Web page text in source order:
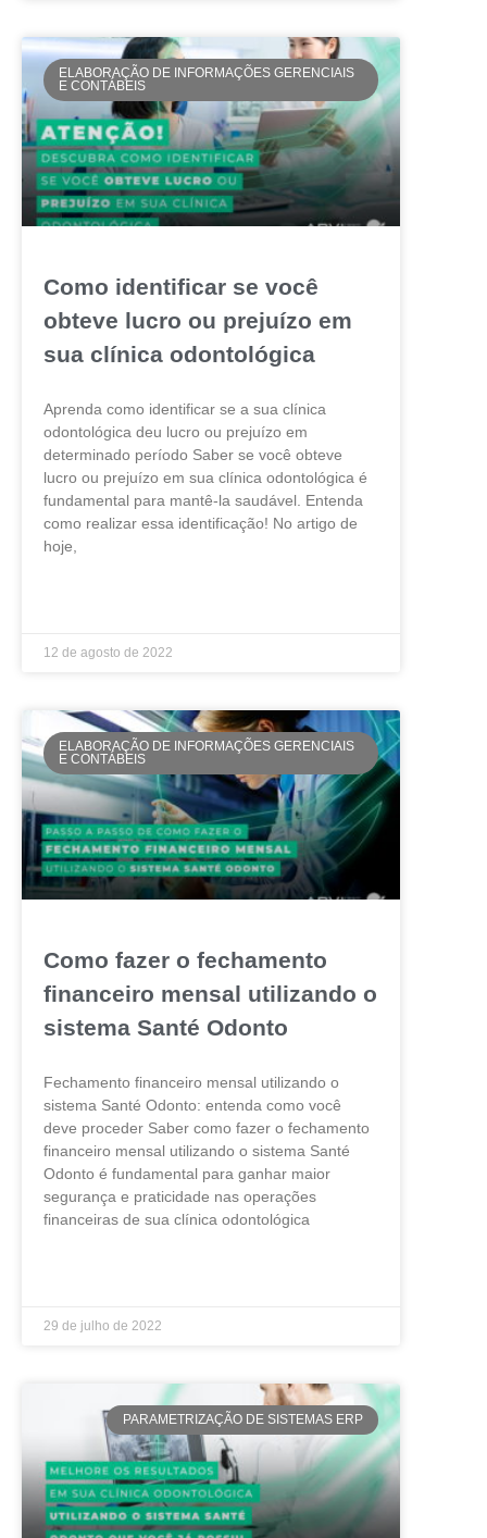
ELABORAÇÃO DE INFORMAÇÕES GERENCIAIS
E CONTÁBEIS
Como identificar se você
obteve lucro ou prejuízo em
sua clínica odontológica
Aprenda como identificar se a sua clínica
odontológica deu lucro ou prejuízo em
determinado período Saber se você obteve
lucro ou prejuízo em sua clínica odontológica é
fundamental para mantê-la saudável. Entenda
como realizar essa identificação! No artigo de
hoje,
12 de agosto de 2022
ELABORAÇÃO DE INFORMAÇÕES GERENCIAIS
E CONTÁBEIS
Como fazer o fechamento
financeiro mensal utilizando o
sistema Santé Odonto
Fechamento financeiro mensal utilizando o
sistema Santé Odonto: entenda como você
deve proceder Saber como fazer o fechamento
financeiro mensal utilizando o sistema Santé
Odonto é fundamental para ganhar maior
segurança e praticidade nas operações
financeiras de sua clínica odontológica
29 de julho de 2022
PARAMETRIZAÇÃO DE SISTEMAS ERP